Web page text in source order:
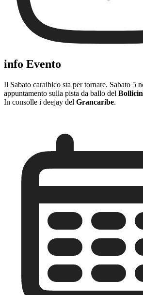
info Evento
Il Sabato caraibico sta per tornare. Sabato 5
appuntamento sulla pista da ballo del
In consolle i deejay del Grancaribe.